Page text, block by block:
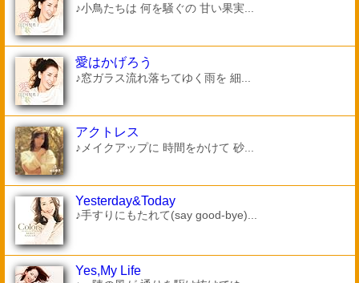
♪小鳥たちは 何を騒ぐの 甘い果実...
愛はかげろう
♪窓ガラス流れ落ちてゆく雨を 細...
アクトレス
♪メイクアップに 時間をかけて 砂...
Yesterday&Today
♪手すりにもたれて(say good-bye)...
Yes,My Life